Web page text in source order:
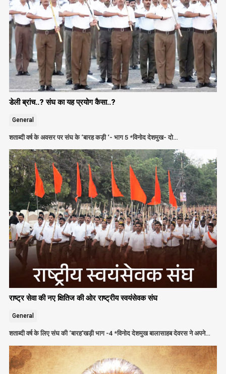
डेली ब्रांच..? संघ का यह प्रयोग कैसा..?
General
शताब्दी वर्ष के अवसर पर संघ के ‘बारह कड़ी ‘- भाग 5 *विनोद देशमुख- दो…
राष्ट्र सेवा की नए क्षितिज की ओर राष्ट्रीय स्वयंसेवक संघ
General
शताब्दी वर्ष के लिए संघ की ‘बारह’खड़ी भाग -4 *विनोद देशमुख बालासाहब देवरस ने अपने…